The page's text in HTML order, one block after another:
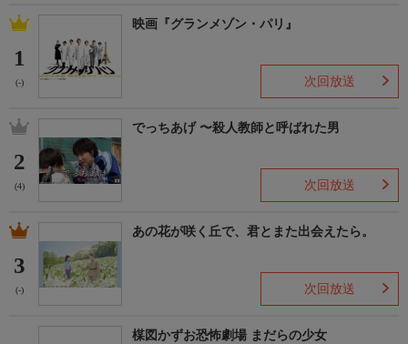
1
(-)
映画『グランメゾン・パリ』
次回放送
2
(4)
でっちあげ 〜殺人教師と呼ばれた男
次回放送
3
(-)
あの花が咲く丘で、君とまた出会えたら。
次回放送
楳図かずお恐怖劇場 まだらの少女